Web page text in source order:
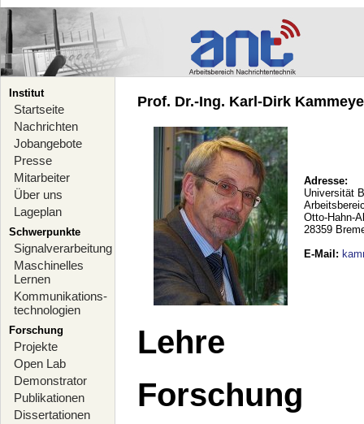
Institut
Startseite
Nachrichten
Jobangebote
Presse
Mitarbeiter
Über uns
Lageplan
Schwerpunkte
Signalverarbeitung
Maschinelles
Lernen
Kommunikations-
technologien
Forschung
Projekte
Open Lab
Demonstrator
Publikationen
Dissertationen
Prof. Dr.-Ing. Karl-Dirk
Adresse:
Universität
Otto-Hahn-
28359
E-Mail :
Lehre
Forschung